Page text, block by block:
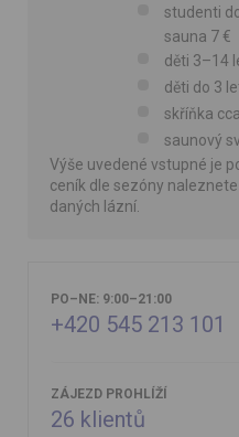
studenti
sauna 7 €
děti 3–14
děti do 3
skříňka
saunový
Výše uvedené vstupné je
ceník dle sezóny
daných lázní.
PO–NE: 9:00–21:00
+420 545 213 101
ZÁJEZD PROHLÍŽÍ
26 klientů